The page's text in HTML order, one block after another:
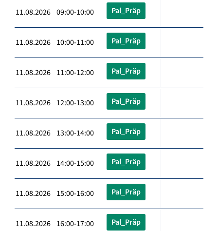
11.08.2026 09:00-10:00 Pal_Präp
11.08.2026 10:00-11:00 Pal_Präp
11.08.2026 11:00-12:00 Pal_Präp
11.08.2026 12:00-13:00 Pal_Präp
11.08.2026 13:00-14:00 Pal_Präp
11.08.2026 14:00-15:00 Pal_Präp
11.08.2026 15:00-16:00 Pal_Präp
11.08.2026 16:00-17:00 Pal_Präp